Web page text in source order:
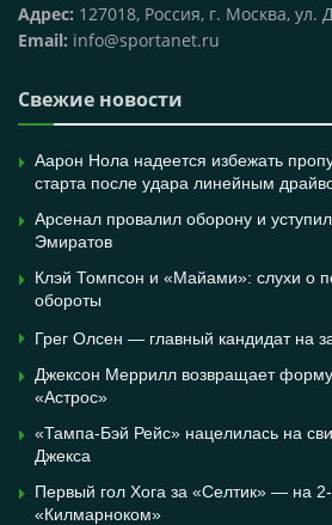
Адрес: 127018, Россия, г. Москва, ул.
Email: info@sportanet.ru
Свежие новости
Аарон Нола надеется избежать
старта после удара линейным
Арсенал провалил оборону и
Эмиратов
Клэй Томпсон и «Майами»: слухи о
обороты
Грег Олсен — главный кандидат на
Джексон Меррилл возвращает
«Астрос»
«Тампа-Бэй Рейс» нацелилась на
Джекса
Первый гол Хога за «Селтик» — на
«Килмарноком»